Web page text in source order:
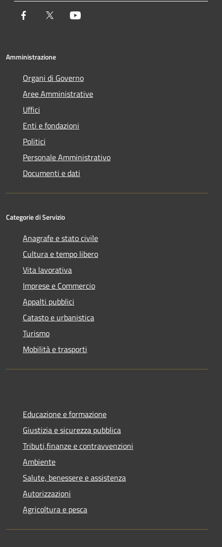
Facebook Twitter
Amministrazione
Organi di Governo
Aree Amministrative
Uffici
Enti e fondazioni
Politici
Personale Amministrativo
Documenti e dati
Categorie di Servizio
Anagrafe e stato civile
Cultura e tempo libero
Vita lavorativa
Imprese e Commercio
Appalti pubblici
Catasto e urbanistica
Turismo
Mobilità e trasporti
Educazione e formazione
Giustizia e sicurezza pubblica
Tributi,finanze e contravvenzioni
Ambiente
Salute, benessere e assistenza
Autorizzazioni
Agricoltura e pesca